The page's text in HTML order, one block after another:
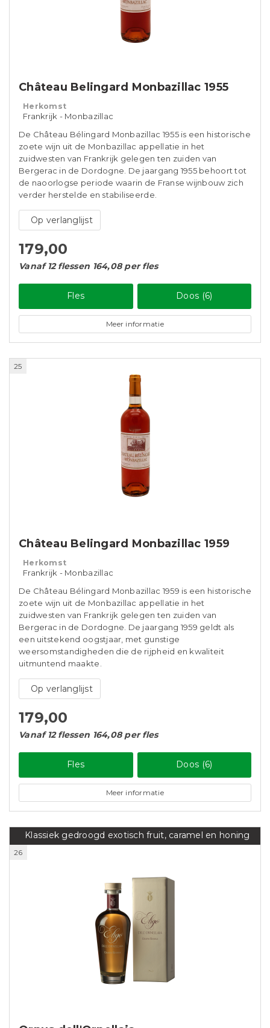
Château Belingard Monbazillac 1955
Herkomst
Frankrijk - Monbazillac
De Château Bélingard Monbazillac 1955 is een historische
zoete wijn uit de Monbazillac appellatie in het
zuidwesten van Frankrijk gelegen ten zuiden van
Bergerac in de Dordogne. De jaargang 1955 behoort tot
de naoorlogse periode waarin de Franse wijnbouw zich
verder herstelde en stabiliseerde.
Op verlanglijst
179,00
Vanaf 12 flessen 164,08 per fles
Fles Doos (6)
Meer informatie
25
Château Belingard Monbazillac 1959
Herkomst
Frankrijk - Monbazillac
De Château Bélingard Monbazillac 1959 is een historische
zoete wijn uit de Monbazillac appellatie in het
zuidwesten van Frankrijk gelegen ten zuiden van
Bergerac in de Dordogne. De jaargang 1959 geldt als
een uitstekend oogstjaar, met gunstige
weersomstandigheden die de rijpheid en kwaliteit
uitmuntend maakte.
Op verlanglijst
179,00
Vanaf 12 flessen 164,08 per fles
Fles Doos (6)
Meer informatie
Klassiek gedroogd exotisch fruit, caramel en honing
26